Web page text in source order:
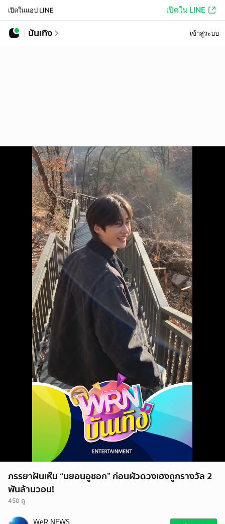
เปิดในแอป LINE เปิดใน LINE
บันเทิง เข้าสู่ระบบ
ภรรยาฝันเห็น “บยอนอูซอก” ก่อนผัวดวงเฮงถูกรางวัล 2
พันล้านวอน!
450 ดู